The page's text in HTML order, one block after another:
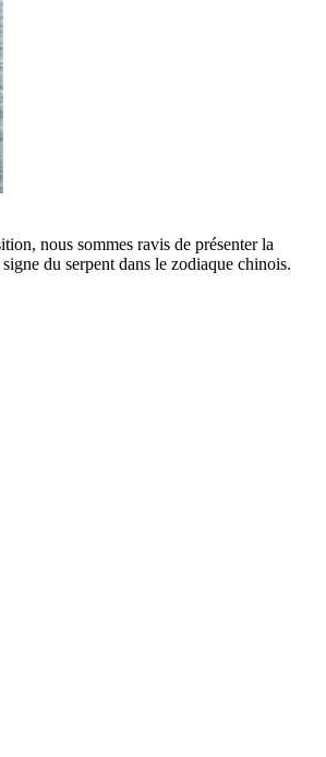
nous sommes ravis de présenter la
du serpent dans le zodiaque chinois.